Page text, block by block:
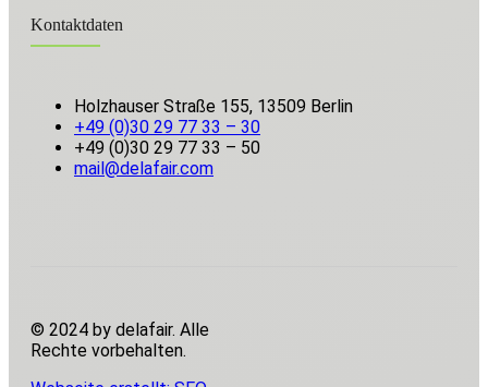
Kontaktdaten
Holzhauser Straße 155, 13509 Berlin
+49 (0)30 29 77 33 – 30
+49 (0)30 29 77 33 – 50
mail@delafair.com
© 2024 by delafair. Alle
Rechte vorbehalten.